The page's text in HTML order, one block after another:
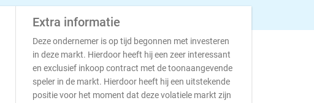
Extra informatie
Deze ondernemer is op tijd begonnen met investeren
in deze markt. Hierdoor heeft hij een zeer interessant
en exclusief inkoop contract met de toonaangevende
speler in de markt. Hierdoor heeft hij een uitstekende
positie voor het moment dat deze volatiele markt zijn